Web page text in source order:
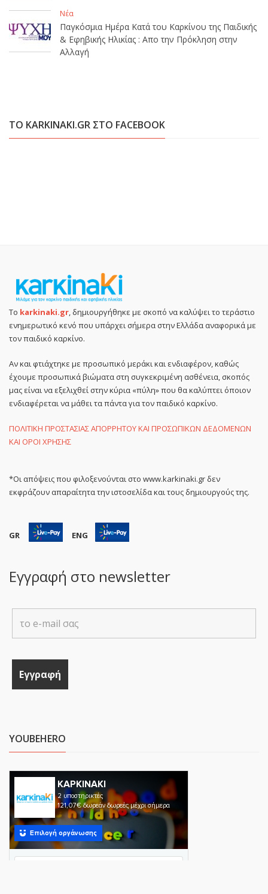
Νέα
Παγκόσμια Ημέρα Κατά του Καρκίνου της Παιδικής
& Εφηβικής Ηλικίας : Απο την Πρόκληση στην
Αλλαγή
ΤΟ KARKINAKI.GR ΣΤΟ FACEBOOK
Το karkinaki.gr, δημιουργήθηκε με σκοπό να καλύψει το τεράστιο
ενημερωτικό κενό που υπάρχει σήμερα στην Ελλάδα αναφορικά με
τον παιδικό καρκίνο.
Αν και φτιάχτηκε με προσωπικό μεράκι και ενδιαφέρον, καθώς
έχουμε προσωπικά βιώματα στη συγκεκριμένη ασθένεια, σκοπός
μας είναι να εξελιχθεί στην κύρια «πύλη» που θα καλύπτει όποιον
ενδιαφέρεται να μάθει τα πάντα για τον παιδικό καρκίνο.
ΠΟΛΙΤΙΚΗ ΠΡΟΣΤΑΣΙΑΣ ΑΠΟΡΡΗΤΟΥ ΚΑΙ ΠΡΟΣΩΠΙΚΩΝ ΔΕΔΟΜΕΝΩΝ
ΚΑΙ ΟΡΟΙ ΧΡΗΣΗΣ
*Οι απόψεις που φιλοξενούνται στο www.karkinaki.gr δεν
εκφράζουν απαραίτητα την ιστοσελίδα και τους δημιουργούς της.
GR ENG
Εγγραφή στο newsletter
YOUBEHERO